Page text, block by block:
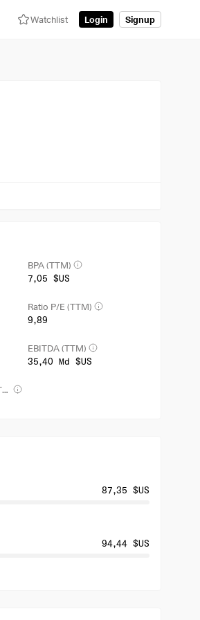
Watchlist Login Signup
BPA (TTM)
7,05 $US
Ratio P/E (TTM)
9,89
EBITDA (TTM)
35,40 Md $US
Cash-flow disponible (TTM)
87,35 $US
94,44 $US